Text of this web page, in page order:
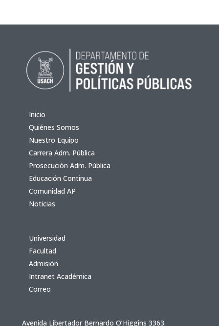
Inicio
Quiénes Somos
Nuestro Equipo
Carrera Adm. Pública
Prosecución Adm. Pública
Educación Continua
Comunidad AP
Noticias
Universidad
Facultad
Admisión
Intranet Académica
Correo
Avenida Libertador Bernardo O’Higgins 3363.